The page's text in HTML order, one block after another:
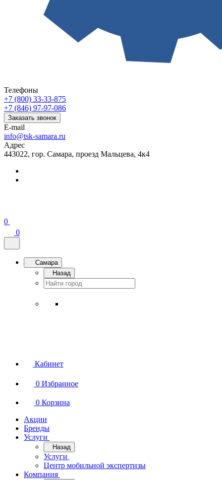
Телефоны
+7 (800) 33-33-875
+7 (846) 97-97-086
Заказать звонок
E-mail
info@tsk-samara.ru
Адрес
443022, гор. Самара, проезд Мальцева, 4к4
0
0
Самара
Назад
Кабинет
0 Избранное
0 Корзина
Акции
Бренды
Услуги
Назад
Услуги
Центр мобильной экспертизы
Компания